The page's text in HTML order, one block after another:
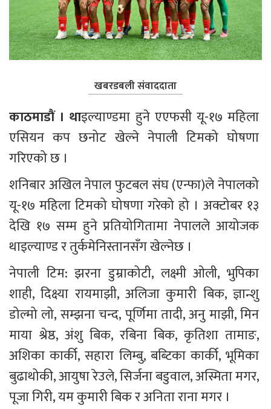
खबरडबली संवाददाता
काठमाडाैं । थाइल्याण्डमा हुने एएफसी यू-१७ महिला
एसियन कप छनोट खेल्ने नेपाली टिमको घोषणा
गरिएको छ ।
शनिबार अखिल नेपाल फुटबल संघ (एन्फा)ले नेपालको
यू-१७ महिला टिमको घोषणा गरेको हो । अक्टोबर १३
देखि १७ सम्म हुने प्रतियोगितामा नेपालले आयोजक
थाइल्याण्ड र तुर्कमेनिस्तानसँग खेल्नेछ ।
नेपाली टिम: झरना डुम्राकोटी, लक्ष्मी ओली, भुपिका
शाही, दिक्ष्या रायमाझी, अलिजा कुमारी बिक, ज्ञान्शु
डोल्मो लो, सम्झना चन्द, पूर्णिमा तादी, अनु माझी, मिन
माया श्रेष्ठ, अंशु बिक, रबिना बिक, कृतिशा तामाङ,
अशिका कार्की, सहारा लिम्बु, बब्टिका कार्की, भूमिका
बुढाथोकी, आयुषा रेउले, सिर्जना बडुवाल, अस्मिता मगर,
पूजा गिरी, यम कुमारी बिक र अनिता राना मगर ।